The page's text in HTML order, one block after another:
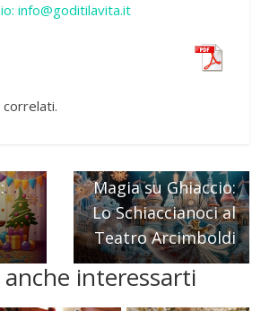
info@goditilavita.it
correlati.
Magia su Ghiaccio:
Lo Schiaccianoci al
Teatro Arcimboldi
interessarti